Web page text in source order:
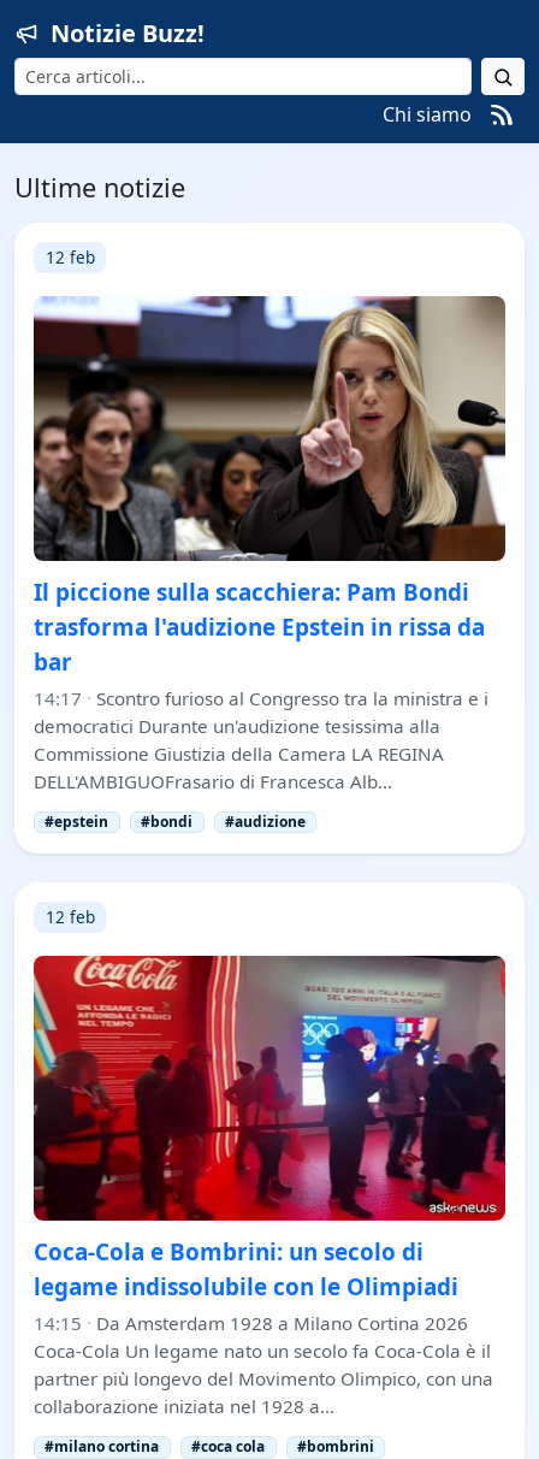
Notizie Buzz!
Cerca
Chi siamo
Ultime notizie
12 feb
Il piccione sulla scacchiera: Pam Bondi
trasforma l'audizione Epstein in rissa da
bar
14:17 · Scontro furioso al Congresso tra la ministra e i
democratici Durante un'audizione tesissima alla
Commissione Giustizia della Camera LA REGINA
DELL'AMBIGUOFrasario di Francesca Alb…
#epstein #bondi #audizione
12 feb
Coca-Cola e Bombrini: un secolo di
legame indissolubile con le Olimpiadi
14:15 · Da Amsterdam 1928 a Milano Cortina 2026
Coca-Cola Un legame nato un secolo fa Coca-Cola è il
partner più longevo del Movimento Olimpico, con una
collaborazione iniziata nel 1928 a…
#milano cortina #coca cola #bombrini